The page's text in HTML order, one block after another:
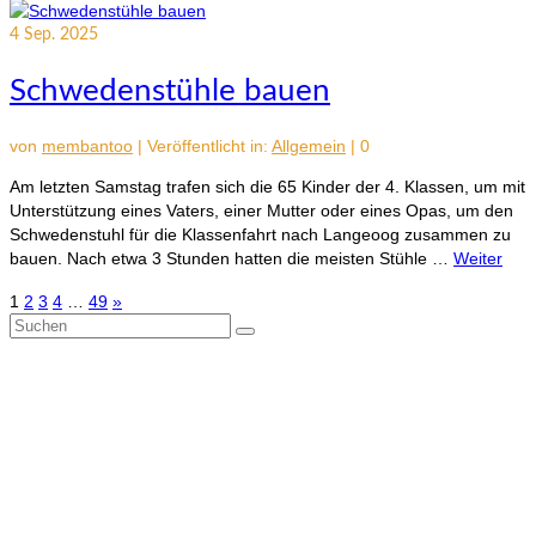
4 Sep. 2025
Schwedenstühle bauen
von membantoo | Veröffentlicht in: Allgemein | 0
Am letzten Samstag trafen sich die 65 Kinder der 4. Klassen, um mit
Unterstützung eines Vaters, einer Mutter oder eines Opas, um den
Schwedenstuhl für die Klassenfahrt nach Langeoog zusammen zu
bauen. Nach etwa 3 Stunden hatten die meisten Stühle … Weiter
Seitennummerierung
der
1 2 3 4 … 49 »
Suchen